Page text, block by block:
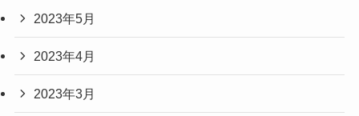
2023年5月
2023年4月
2023年3月